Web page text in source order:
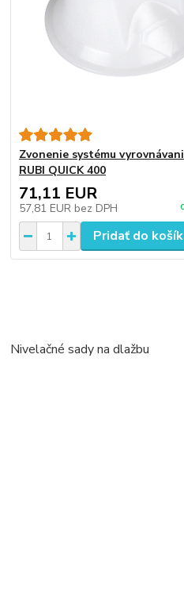
Zvonenie systému
RUBI QUICK 400
71,11 EUR
57,81 EUR bez DPH
Pridať do
Nivelačné sady na dlažbu